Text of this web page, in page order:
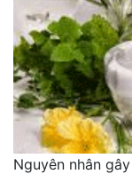
Nguyên nhân